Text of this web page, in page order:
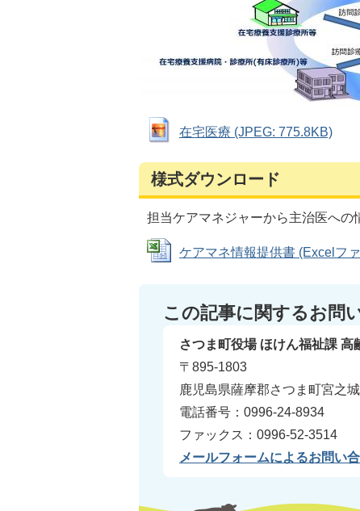
在宅医療 (JPEG: 775.8KB)
様式ダウンロード
担当ケアマネジャーから主治医への
ケアマネ情報提供書 (Excelフ
この記事に関するお問
さつま町役場 ほけん福祉課 高
〒895-1803
鹿児島県薩摩郡さつま町宮之
電話番号：0996-24-8934
ファックス：0996-52-3514
メールフォームによるお問い